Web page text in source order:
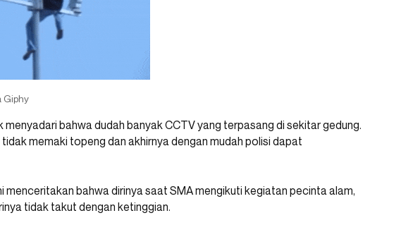
Giphy
menyadari bahwa dudah banyak CCTV yang terpasang di sekitar gedung.
memaki topeng dan akhirnya dengan mudah polisi dapat
menceritakan bahwa dirinya saat SMA mengikuti kegiatan pecinta alam,
tidak takut dengan ketinggian.